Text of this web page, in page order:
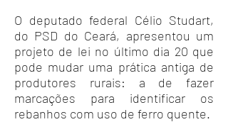
O deputado federal Célio Studart,
do PSD do Ceará, apresentou um
projeto de lei no último dia 20 que
pode mudar uma prática antiga de
produtores rurais: a de fazer
marcações para identificar os
rebanhos com uso de ferro quente.